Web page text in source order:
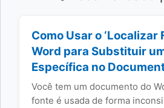
Como Usar o ‘Localizar
Word para Substituir
Específica no
Você tem um documento do
fonte é usada de forma